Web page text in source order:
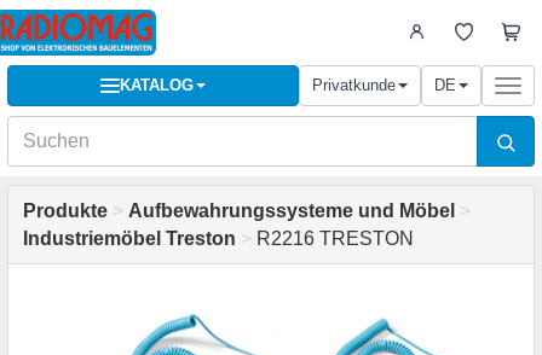
KATALOG Privatkunde DE
Produkte > Aufbewahrungssysteme und Möbel >
Industriemöbel Treston > R2216 TRESTON